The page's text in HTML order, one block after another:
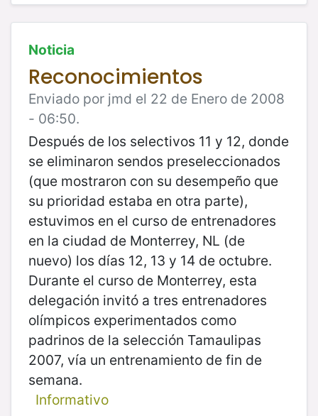
Noticia
Reconocimientos
Enviado por jmd el 22 de Enero de 2008
- 06:50.
Después de los selectivos 11 y 12, donde
se eliminaron sendos preseleccionados
(que mostraron con su desempeño que
su prioridad estaba en otra parte),
estuvimos en el curso de entrenadores
en la ciudad de Monterrey, NL (de
nuevo) los días 12, 13 y 14 de octubre.
Durante el curso de Monterrey, esta
delegación invitó a tres entrenadores
olímpicos experimentados como
padrinos de la selección Tamaulipas
2007, vía un entrenamiento de fin de
semana.
Informativo